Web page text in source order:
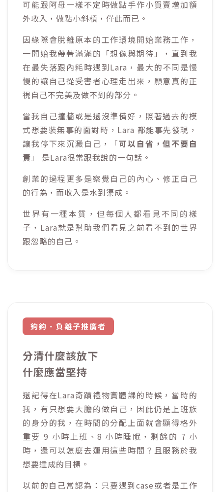
可能跟阿母一樣不定時做點手作小買賣增加額
外收入，做點小斜槓，僅此而已。
因緣際會脫離原本的工作環境開始業務工作，
一開始我帶著滿滿的「想像與期待」，直到我
在最失落跟內耗時遇到Lara，最大的不同是慢
慢的讓自己從受害者心理走出來，願意真的正
視自己不完美及做不到的部分。
當我自己撞牆或是還沒準備好，照著過去的模
式想要裝無事的面對時，Lara 都能事先發現，
讓我停下來沉澱自己，「可以自省，但不要自
責 」 是Lara很常跟我說的一句話。
創業的過程更多是察覺自己的內心、修正自己
的行為，而收入是水到渠成。
世界有一種本質，但每個人都看見不同的樣
子，Lara就是幫助我們看見之前看不到的世界
跟忽略的自己。
鈞鈞 - 負離子推廣者
分清什麼該放下
什麼應當堅持
還記得在Lara奇蹟禮物實體課的時候，當時的
我，有只想要大膽的做自己，因此仍是上班族
的身分的我，在時間的分配上面就會顯得格外
重要 9 小時上班、8 小時睡眠，剩餘的 7 小
時，還可以怎麼去運用這些時間？且服務於我
想要達成的目標。
以前的自己常認為：只要遇到case或者是工作